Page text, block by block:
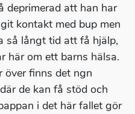
deprimerad att han har
kontakt med bup men
så långt tid att få hjälp,
här om ett barns hälsa.
över finns det ngn
de kan få stöd och
i det här fallet gör